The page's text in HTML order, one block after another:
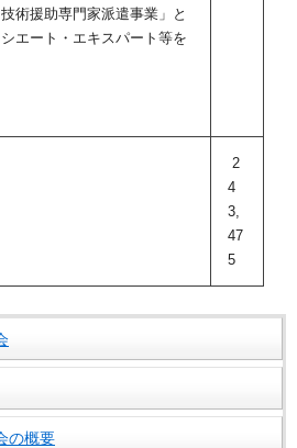
技術援助専門家派遣事業」と
エート・エキスパート等を
2
4
3,
47
5
の概要